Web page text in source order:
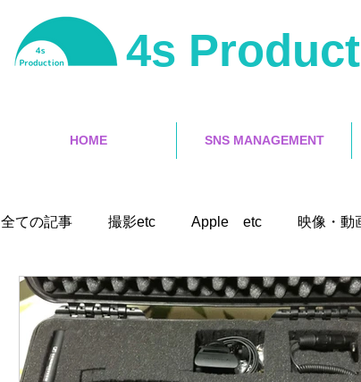
4s
HOME SNS MANAGEMENT
全ての記事 撮影etc Apple etc 映像・動
iPhone サーフィン ユーチューバー
インタラクティブ 映像編集ソフトetc ラ